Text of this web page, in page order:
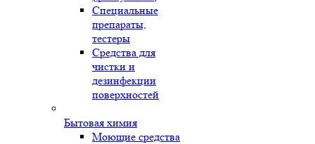
Специальные
препараты,
тестеры
Средства для
чистки и
дезинфекции
поверхностей
Бытовая химия
Моющие средства